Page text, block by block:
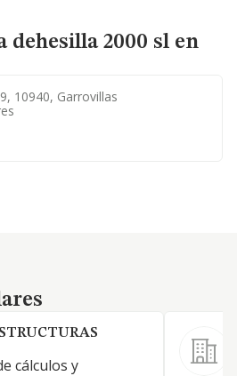
dehesilla 2000 sl en
10940, Garrovillas
cálculos y